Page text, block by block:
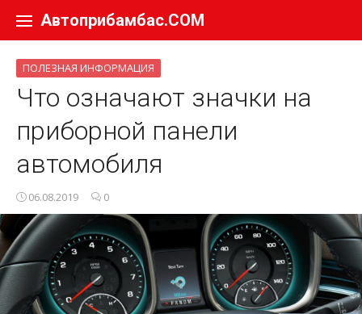
Автоприбамбас.COM
ПОЛЕЗНАЯ ИНФОРМАЦИЯ
Что означают значки на
приборной панели
автомобиля
06.08.2019 0